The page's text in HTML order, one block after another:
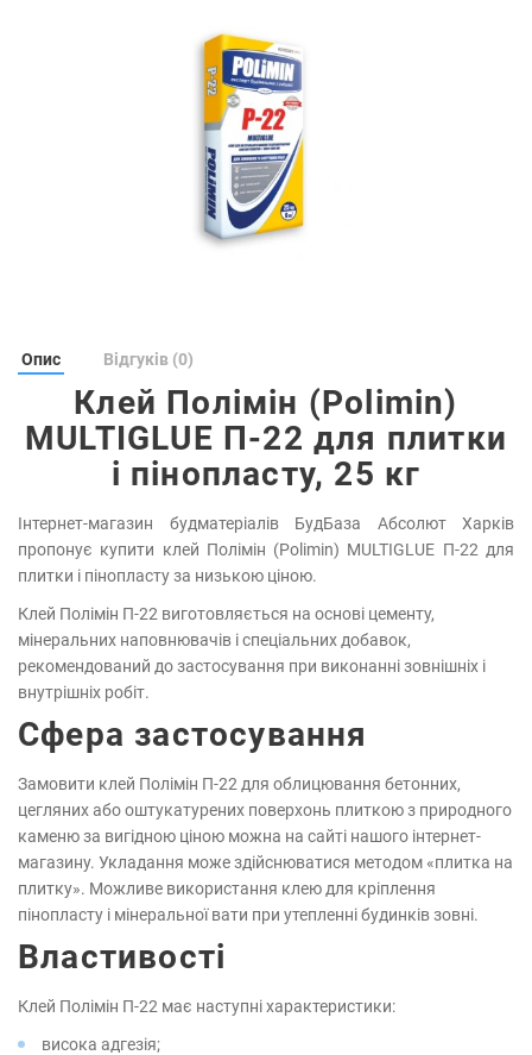
Опис Відгуків (0)
Клей Полімін (Polimin)
MULTIGLUE П-22 для плитки
і пінопласту, 25 кг
Інтернет-магазин будматеріалів БудБаза Абсолют Харків
пропонує купити клей Полімін (Polimin) MULTIGLUE П-22 для
плитки і пінопласту за низькою ціною.
Клей Полімін П-22 виготовляється на основі цементу,
мінеральних наповнювачів і спеціальних добавок,
рекомендований до застосування при виконанні зовнішніх і
внутрішніх робіт.
Сфера застосування
Замовити клей Полімін П-22 для облицювання бетонних,
цегляних або оштукатурених поверхонь плиткою з природного
каменю за вигідною ціною можна на сайті нашого інтернет-
магазину. Укладання може здійснюватися методом «плитка на
плитку». Можливе використання клею для кріплення
пінопласту і мінеральної вати при утепленні будинків зовні.
Властивості
Клей Полімін П-22 має наступні характеристики:
висока адгезія;